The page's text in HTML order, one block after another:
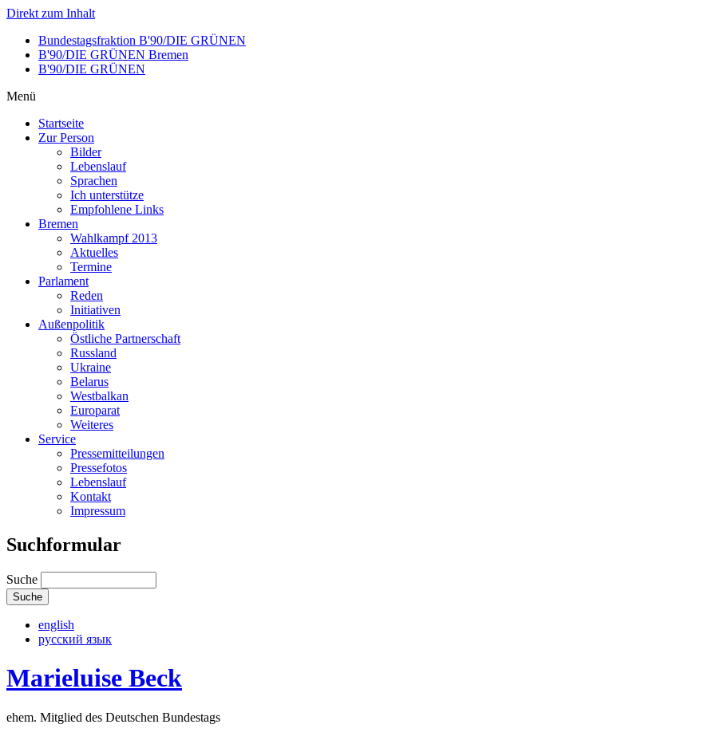
Direkt zum Inhalt
Bundestagsfraktion B'90/DIE GRÜNEN
B'90/DIE GRÜNEN Bremen
B'90/DIE GRÜNEN
Menü
Startseite
Zur Person
Bilder
Lebenslauf
Sprachen
Ich unterstütze
Empfohlene Links
Bremen
Wahlkampf 2013
Aktuelles
Termine
Parlament
Reden
Initiativen
Außenpolitik
Östliche Partnerschaft
Russland
Ukraine
Belarus
Westbalkan
Europarat
Weiteres
Service
Pressemitteilungen
Pressefotos
Lebenslauf
Kontakt
Impressum
Suchformular
Suche
english
русский язык
Marieluise Beck
ehem. Mitglied des Deutschen Bundestags